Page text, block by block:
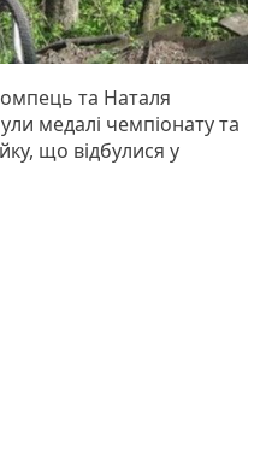
та Наталя
медалі чемпіонату та
що відбулися у